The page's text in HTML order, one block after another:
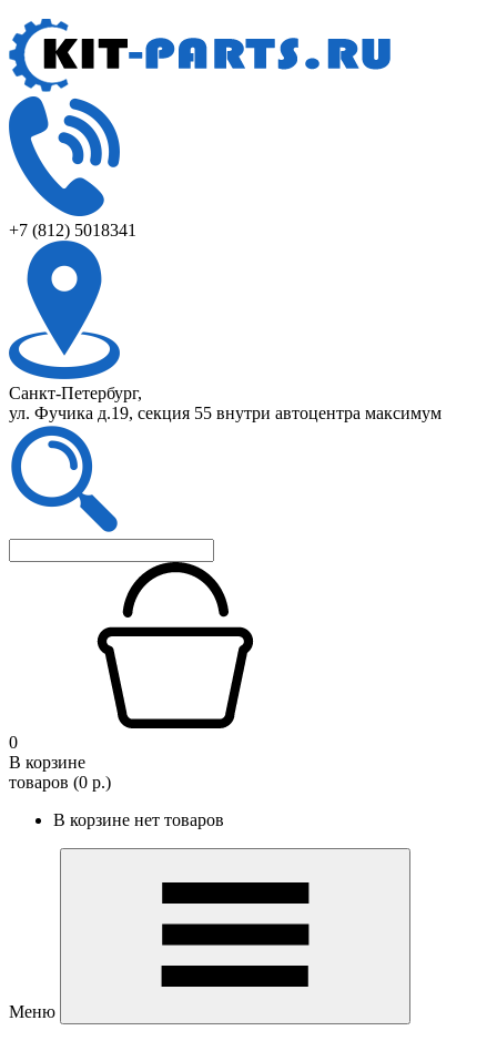
+7 (812) 5018341
Санкт-Петербург,
ул. Фучика д.19, секция 55 внутри автоцентра максимум
0
В корзине
товаров (0 р.)
В корзине нет товаров
Меню